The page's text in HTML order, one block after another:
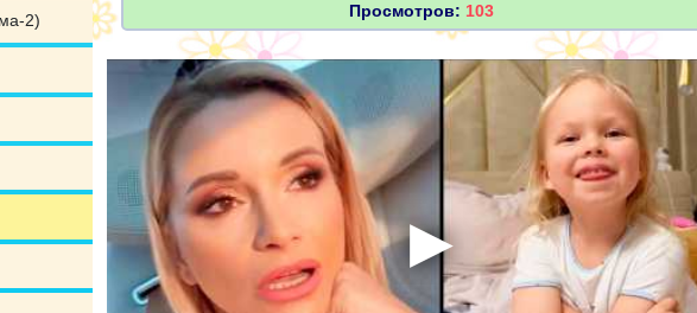
2)
Просмотров: 103